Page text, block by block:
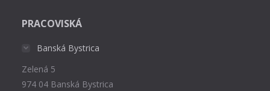
opens
window
PRACOVISKÁ
Banská Bystrica
Zelená 5
974 04 Banská Bystrica